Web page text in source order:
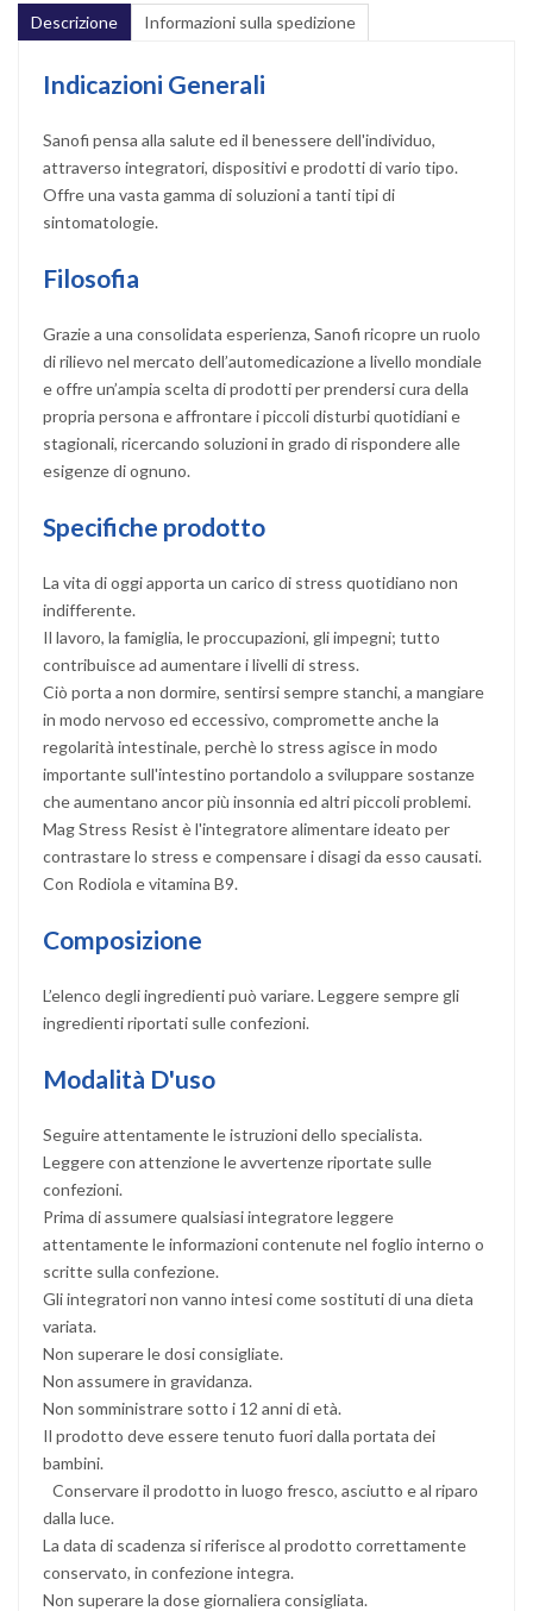
Descrizione Informazioni sulla spedizione
Indicazioni Generali
Sanofi pensa alla salute ed il benessere dell'individuo,
attraverso integratori, dispositivi e prodotti di vario tipo.
Offre una vasta gamma di soluzioni a tanti tipi di
sintomatologie.
Filosofia
Grazie a una consolidata esperienza, Sanofi ricopre un ruolo
di rilievo nel mercato dell’automedicazione a livello mondiale
e offre un’ampia scelta di prodotti per prendersi cura della
propria persona e affrontare i piccoli disturbi quotidiani e
stagionali, ricercando soluzioni in grado di rispondere alle
esigenze di ognuno.
Specifiche prodotto
La vita di oggi apporta un carico di stress quotidiano non
indifferente.
Il lavoro, la famiglia, le proccupazioni, gli impegni; tutto
contribuisce ad aumentare i livelli di stress.
Ciò porta a non dormire, sentirsi sempre stanchi, a mangiare
in modo nervoso ed eccessivo, compromette anche la
regolarità intestinale, perchè lo stress agisce in modo
importante sull'intestino portandolo a sviluppare sostanze
che aumentano ancor più insonnia ed altri piccoli problemi.
Mag Stress Resist è l'integratore alimentare ideato per
contrastare lo stress e compensare i disagi da esso causati.
Con Rodiola e vitamina B9.
Composizione
L’elenco degli ingredienti può variare. Leggere sempre gli
ingredienti riportati sulle confezioni.
Modalità D'uso
Seguire attentamente le istruzioni dello specialista.
Leggere con attenzione le avvertenze riportate sulle
confezioni.
Prima di assumere qualsiasi integratore leggere
attentamente le informazioni contenute nel foglio interno o
scritte sulla confezione.
Gli integratori non vanno intesi come sostituti di una dieta
variata.
Non superare le dosi consigliate.
Non assumere in gravidanza.
Non somministrare sotto i 12 anni di età.
Il prodotto deve essere tenuto fuori dalla portata dei
bambini.
Conservare il prodotto in luogo fresco, asciutto e al riparo
dalla luce.
La data di scadenza si riferisce al prodotto correttamente
conservato, in confezione integra.
Non superare la dose giornaliera consigliata.